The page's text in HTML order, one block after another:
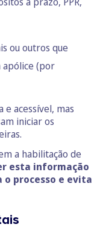
ou outros que
apólice (por
acessível, mas
iniciar os
a habilitação de
esta informação
o processo e evita